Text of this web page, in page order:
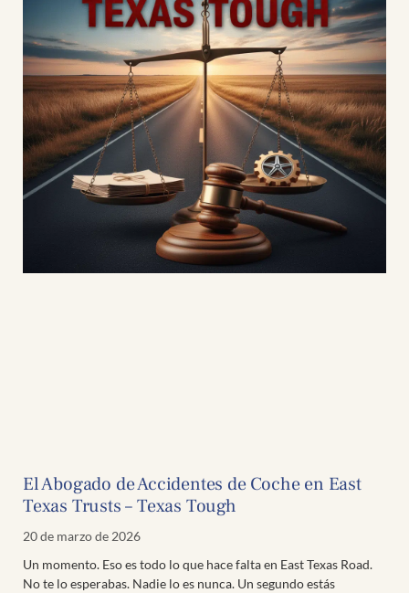
El Abogado de Accidentes de Coche en East
Texas Trusts – Texas Tough
20 de marzo de 2026
Un momento. Eso es todo lo que hace falta en East Texas Road.
No te lo esperabas. Nadie lo es nunca. Un segundo estás